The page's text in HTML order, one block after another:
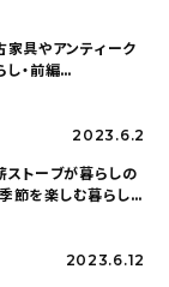
家具やアンティーク
し・前編
2023.6.2
ストーブが暮らしの
節を楽しむ暮らし
2023.6.12